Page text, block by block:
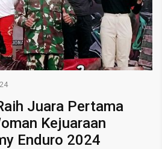
Juara Pertama
Kejuaraan
Enduro 2024